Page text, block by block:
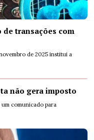
de transações com
de 2025 institui a
não gera imposto
comunicado para